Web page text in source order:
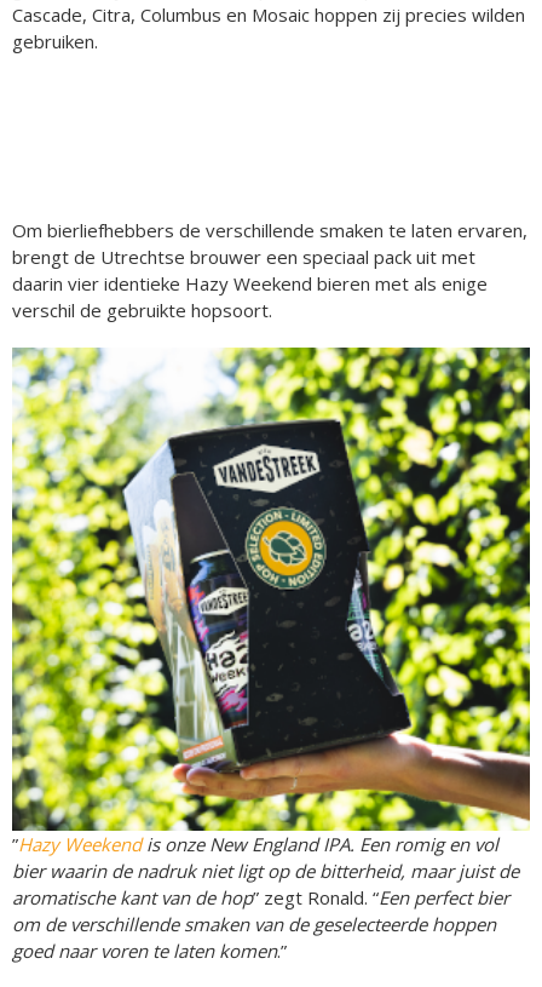
Cascade, Citra, Columbus en Mosaic hoppen zij precies wilden
gebruiken.
Om bierliefhebbers de verschillende smaken te laten ervaren,
brengt de Utrechtse brouwer een speciaal pack uit met
daarin vier identieke Hazy Weekend bieren met als enige
verschil de gebruikte hopsoort.
”Hazy Weekendis onze New England IPA. Een romig en vol
bier waarin de nadruk niet ligt op de bitterheid, maar juist de
aromatische kant van de hop” zegt Ronald. “Een perfect bier
om de verschillende smaken van de geselecteerde hoppen
goed naar voren te laten komen.”